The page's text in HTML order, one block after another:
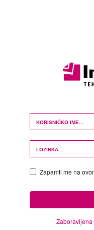
Login
Zapamti me na
Zaboravljena